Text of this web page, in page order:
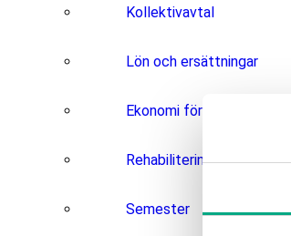
Kollektivavtal
Lön och ersättningar
Ekonomi för arbetsgivare
Rehabilitering
Semester